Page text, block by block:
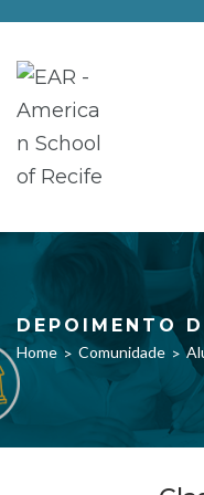
DEPOIMENTO
Home > Comunidade >